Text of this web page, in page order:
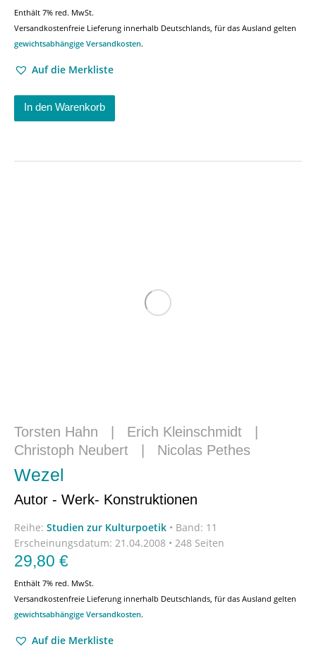
Enthält 7% red. MwSt.
Versandkostenfreie Lieferung innerhalb Deutschlands, für das Ausland gelten
gewichtsabhängige Versandkosten.
Auf die Merkliste
In den Warenkorb
Torsten Hahn Erich Kleinschmidt
Christoph Neubert
Nicolas Pethes
Wezel
Autor - Werk- Konstruktionen
Reihe: Studien zur Kulturpoetik • Band: 11
Erscheinungsdatum: 21.04.2008 • 248 Seiten
29,80 €
Enthält 7% red. MwSt.
Versandkostenfreie Lieferung innerhalb Deutschlands, für das Ausland gelten
gewichtsabhängige Versandkosten.
Auf die Merkliste